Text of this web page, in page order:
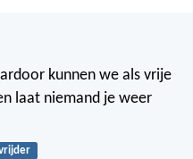
kunnen we als vrije
laat niemand je weer